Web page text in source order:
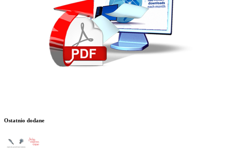
Ostatnio dodane